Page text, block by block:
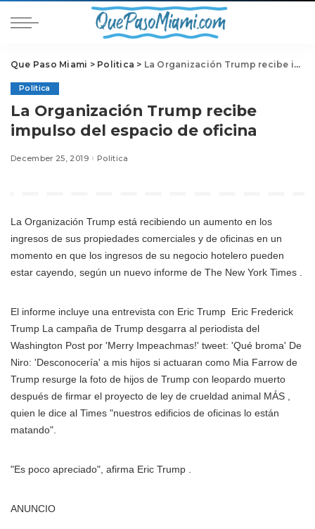
Que Paso Miami > Politica > La Organización Trump recibe impulso del espacio de oficina
Politica
La Organización Trump recibe
impulso del espacio de oficina
December 25, 2019 Politica
La Organización Trump está recibiendo un aumento en los
ingresos de sus propiedades comerciales y de oficinas en un
momento en que los ingresos de su negocio hotelero pueden
estar cayendo, según un nuevo informe de The New York Times .
El informe incluye una entrevista con Eric Trump Eric Frederick
Trump La campaña de Trump desgarra al periodista del
Washington Post por 'Merry Impeachmas!' tweet: 'Qué broma' De
Niro: 'Desconocería' a mis hijos si actuaran como Mia Farrow de
Trump resurge la foto de hijos de Trump con leopardo muerto
después de firmar el proyecto de ley de crueldad animal MÁS
quien le dice al Times "nuestros edificios de oficinas lo están
matando".
"Es poco apreciado", afirma Eric Trump .
ANUNCIO